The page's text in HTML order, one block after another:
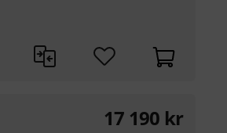
17 190 kr